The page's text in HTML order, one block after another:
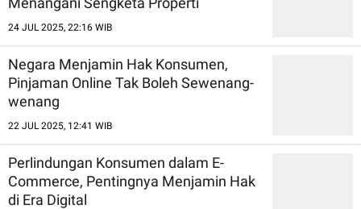
24 JUL 2025, 22:16 WIB
Negara Menjamin Hak Konsumen,
Pinjaman Online Tak Boleh Sewenang-
wenang
22 JUL 2025, 12:41 WIB
Perlindungan Konsumen dalam E-
Commerce, Pentingnya Menjamin Hak
di Era Digital